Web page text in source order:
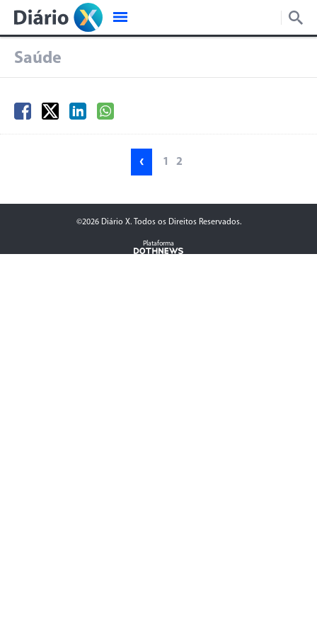
Saúde
‹ 1 2
©2026 Diário X. Todos os Direitos Reservados.
Plataforma